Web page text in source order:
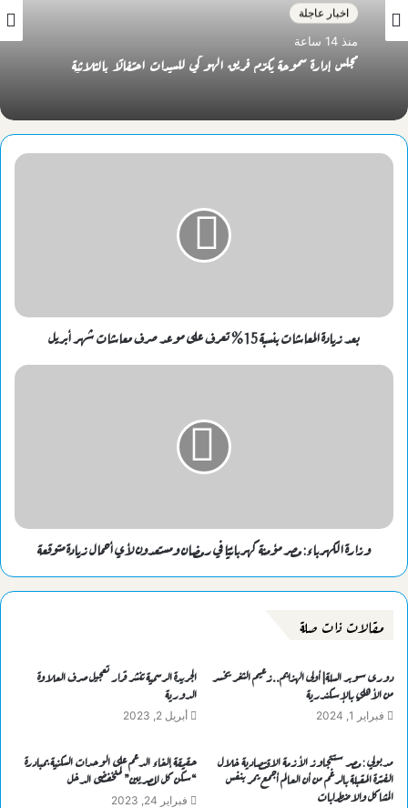
اخبار عاجلة
منذ 14 ساعة
مجلس إدارة سموحة يكرّم فريق الهوكي للسيدات احتفالًا بالثلاثية
بعد زيادة المعاشات بنسبة 15% تعرف على موعد صرف معاشات شهر أبريل
وزارة الكهرباء: مصر مؤمنة كهربائيًا في رمضان ومستعدون لأي أحمال زيادة متوقعة
مقالات ذات صلة
دورى سوبر السلة| أولى الهزايم..زعيم الثغر يخسر
من الأهلي بالإسكندرية
فبراير 1, 2024
الجريدة الرسمية تنشر قرار تعجيل صرف العلاوة
الدورية
أبريل 2, 2023
مدبولي : مصر ستتجاوز الأزمة الاقتصادية خلال
الفترة المقبلة بالرغم من أن العالم أجمع يمر بنفس
المشاكل والاضطرابات
حقيقة إلغاء الدعم على الوحدات السكنية بمبادرة
“سكن كل المصريين” لمنخفضى الدخل
فبراير 24, 2023